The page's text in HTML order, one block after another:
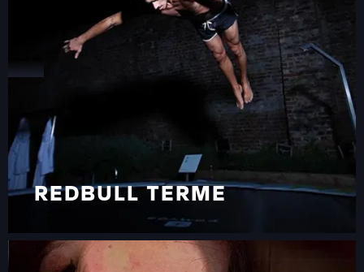
REDBULL TERME
REDBULL TERME